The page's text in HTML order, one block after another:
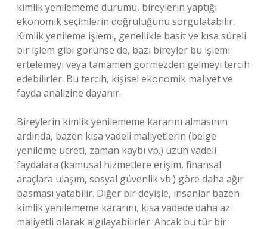
kimlik yenilememe durumu, bireylerin yaptığı
ekonomik seçimlerin doğruluğunu sorgulatabilir.
Kimlik yenileme işlemi, genellikle basit ve kısa süreli
bir işlem gibi görünse de, bazı bireyler bu işlemi
ertelemeyi veya tamamen görmezden gelmeyi tercih
edebilirler. Bu tercih, kişisel ekonomik maliyet ve
fayda analizine dayanır.
Bireylerin kimlik yenilememe kararını almasının
ardında, bazen kısa vadeli maliyetlerin (belge
yenileme ücreti, zaman kaybı vb.) uzun vadeli
faydalara (kamusal hizmetlere erişim, finansal
araçlara ulaşım, sosyal güvenlik vb.) göre daha ağır
basması yatabilir. Diğer bir deyişle, insanlar bazen
kimlik yenilememe kararını, kısa vadede daha az
maliyetli olarak algılayabilirler. Ancak bu tür bir